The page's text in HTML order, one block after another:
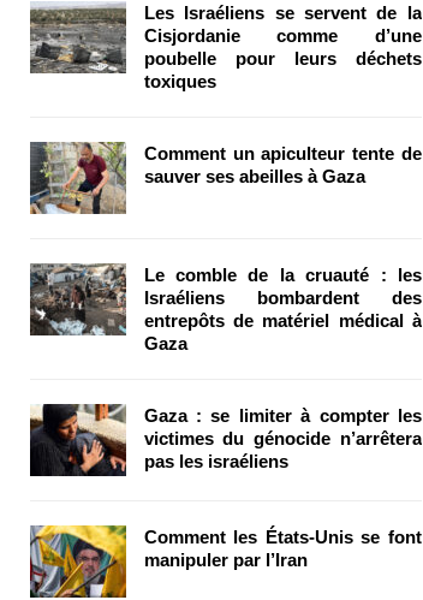
Les Israéliens se servent de la
Cisjordanie comme d’une
poubelle pour leurs déchets
toxiques
Comment un apiculteur tente de
sauver ses abeilles à Gaza
Le comble de la cruauté : les
Israéliens bombardent des
entrepôts de matériel médical à
Gaza
Gaza : se limiter à compter les
victimes du génocide n’arrêtera
pas les israéliens
Comment les États-Unis se font
manipuler par l’Iran